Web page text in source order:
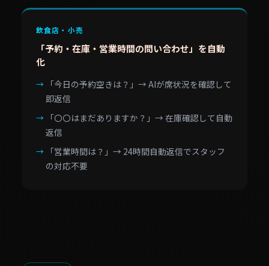
飲食店・小売
「予約・在庫・営業時間の問い合わせ」を自動
化
「今日の予約空きは？」→ AIが席状況を確認して
即返信
「〇〇はまだありますか？」→ 在庫確認して自動
返信
「営業時間は？」→ 24時間自動返信でスタッフ
の対応不要